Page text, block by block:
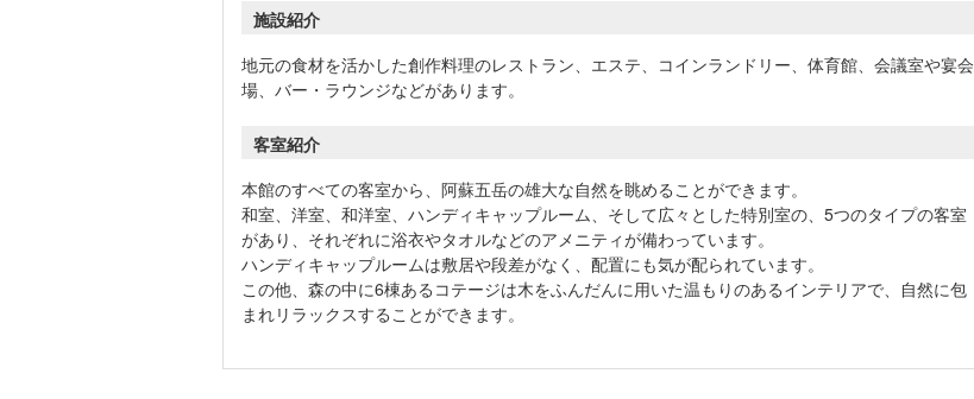
施設紹介
地元の食材を活かした創作料理のレストラン、エステ、コインランドリー、体育館、会議室や宴会
場、バー・ラウンジなどがあります。
客室紹介
本館のすべての客室から、阿蘇五岳の雄大な自然を眺めることができます。
和室、洋室、和洋室、ハンディキャップルーム、そして広々とした特別室の、5つのタイプの客室
があり、それぞれに浴衣やタオルなどのアメニティが備わっています。
ハンディキャップルームは敷居や段差がなく、配置にも気が配られています。
この他、森の中に6棟あるコテージは木をふんだんに用いた温もりのあるインテリアで、自然に包
まれリラックスすることができます。